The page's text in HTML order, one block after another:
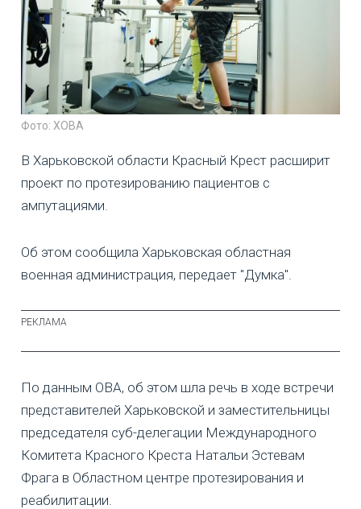
Фото: ХОВА
В Харьковской области Красный Крест расширит
проект по протезированию пациентов с
ампутациями.
Об этом сообщила Харьковская областная
военная администрация, передает "Думка".
По данным ОВА, об этом шла речь в ходе встречи
представителей Харьковской и заместительницы
председателя суб-делегации Международного
Комитета Красного Креста Натальи Эстевам
Фрага в Областном центре протезирования и
реабилитации.